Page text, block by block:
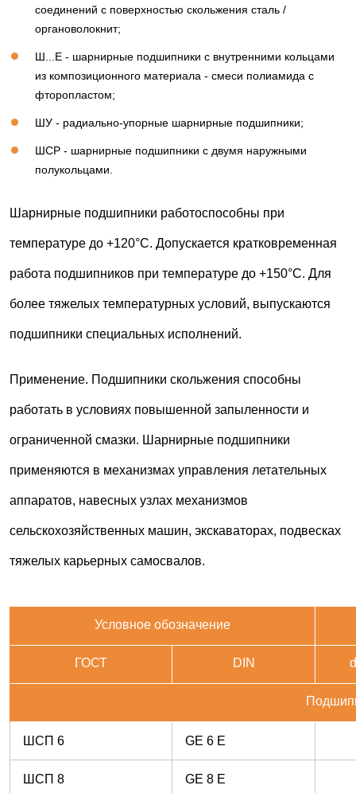
соединений с поверхностью скольжения сталь /
органоволокнит;
Ш...Е - шарнирные подшипники с внутренними кольцами
из композиционного материала - смеси полиамида с
фторопластом;
ШУ - радиально-упорные шарнирные подшипники;
ШСР - шарнирные подшипники с двумя наружными
полукольцами.
Шарнирные подшипники работоспособны при
температуре до +120°С. Допускается кратковременная
работа подшипников при температуре до +150°С. Для
более тяжелых температурных условий, выпускаются
подшипники специальных исполнений.
Применение. Подшипники скольжения способны
работать в условиях повышенной запыленности и
ограниченной смазки. Шарнирные подшипники
применяются в механизмах управления летательных
аппаратов, навесных узлах механизмов
сельскохозяйственных машин, экскаваторах, подвесках
тяжелых карьерных самосвалов.
Условное обозначение
ГОСТ DIN d
ШСП 6 GE 6 E
ШСП 8 GE 8 E